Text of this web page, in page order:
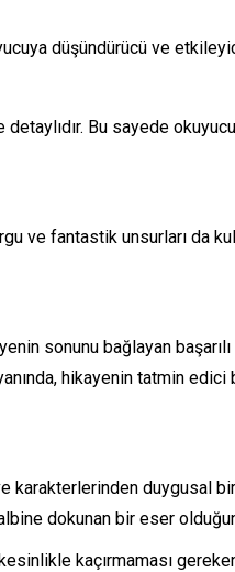
düşündürücü ve
Bu sayede
ve fantastik unsurları da
sonunu bağlayan
hikayenin tatmin
karakterlerinden duygusal
dokunan bir eser
kaçırmaması